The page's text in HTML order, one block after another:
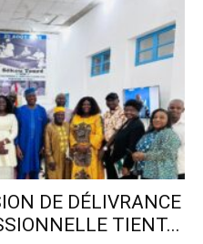
DE DÉLIVRANCE
TIENT...